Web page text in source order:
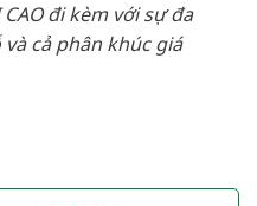
đi kèm với sự đa
cả phân khúc giá